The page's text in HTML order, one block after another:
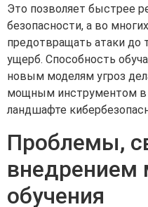
Это позволяет быстрее
безопасности, а во
предотвращать атаки до
ущерб. Способность
новым моделям угроз
мощным инструментом
ландшафте
Проблемы,
внедрением
обучения